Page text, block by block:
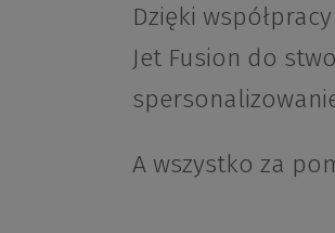
Dzięki
Jet Fusion do
A wszystko za